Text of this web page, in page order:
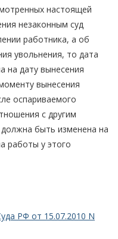
настоящей
незаконным суд
работника, а об
увольнения, то дата
на дату вынесения
вынесения
оспариваемого
с другим
быть изменена на
работы у этого
РФ от 15.07.2010 N